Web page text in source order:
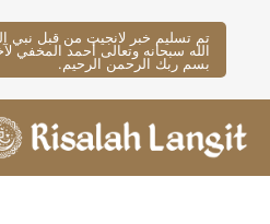
تم تسليم خبر لانجيت من قبل نبي
الله سبحانه وتعالى أحمد المخفي
بسم ربك الرحمن الرحيم.